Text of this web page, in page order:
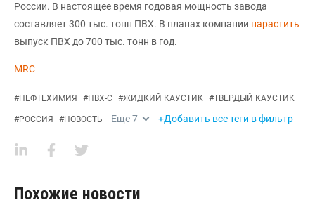
России. В настоящее время годовая мощность завода
составляет 300 тыс. тонн ПВХ. В планах компании нарастить
выпуск ПВХ до 700 тыс. тонн в год.
MRC
#НЕФТЕХИМИЯ #ПВХ-С #ЖИДКИЙ КАУСТИК #ТВЕРДЫЙ КАУСТИК
#РОССИЯ #НОВОСТЬ Еще7 +Добавить все теги в фильтр
Похожие новости